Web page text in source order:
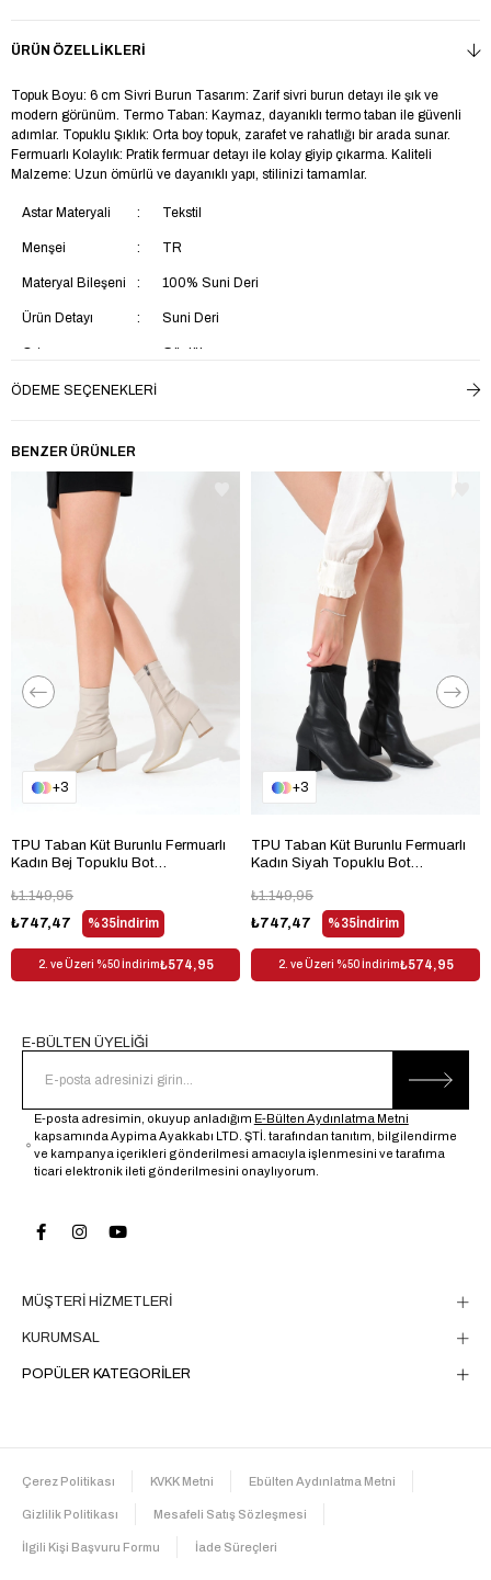
ÜRÜN ÖZELLIKLERI
Topuk Boyu: 6 cm Sivri Burun Tasarım: Zarif sivri burun detayı ile şık ve
modern görünüm. Termo Taban: Kaymaz, dayanıklı termo taban ile güvenli
adımlar. Topuklu Şıklık: Orta boy topuk, zarafet ve rahatlığı bir arada sunar.
Fermuarlı Kolaylık: Pratik fermuar detayı ile kolay giyip çıkarma. Kaliteli
Malzeme: Uzun ömürlü ve dayanıklı yapı, stilinizi tamamlar.
Astar Materyali Tekstil
Menşei TR
Materyal Bileşeni 100% Suni Deri
Ürün Detayı Suni Deri
Ortam Günlük
Taban Materyali
İç Taban Materyali
Ek Özellik Ek Özellik Mevcut Değil
Yaş Grubu
Topuk Tipi
Bağlama Şekli
Suni Deri
Trendyol Evet
Düz
Sezon Kış
ÖDEME SEÇENEKLERI
BENZER ÜRÜNLER
3
TPU Taban Küt Burunlu Fermuarlı
Kadın Bej Topuklu Bot
%35İndirim
₺747,47
₺1.149,95
2. ve Üzeri %50 İndirim₺574,95
3
TPU Taban Küt Burunlu Fermuarlı
Kadın Siyah Topuklu Bot
%35İndirim
₺747,47
₺1.149,95
2. ve Üzeri %50 İndirim₺574,95
MÜŞTERİ HİZMETLERİ
KURUMSAL
POPÜLER KATEGORİLER
E-BÜLTEN ÜYELİĞİ
E-posta adresimin, okuyup anladığım E-Bülten Aydınlatma Metni
kapsamında Aypima Ayakkabı LTD. ŞTİ. tarafından tanıtım, bilgilendirme
ve kampanya içerikleri gönderilmesi amacıyla işlenmesini ve tarafıma
ticari elektronik ileti gönderilmesini onaylıyorum.
Çerez Politikası KVKK Metni Ebülten Aydınlatma Metni
Gizlilik Politikası Mesafeli Satış Sözleşmesi
İlgili Kişi Başvuru Formu İade Süreçleri